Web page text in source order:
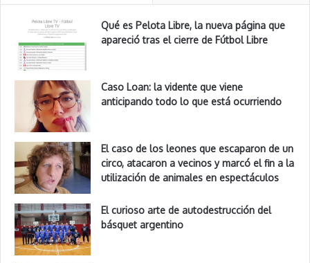
Qué es Pelota Libre, la nueva página que
apareció tras el cierre de Fútbol Libre
Caso Loan: la vidente que viene
anticipando todo lo que está ocurriendo
El caso de los leones que escaparon de un
circo, atacaron a vecinos y marcó el fin a la
utilización de animales en espectáculos
El curioso arte de autodestrucción del
básquet argentino